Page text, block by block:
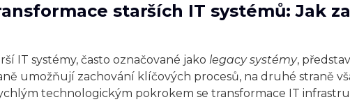
starších IT systémů: Jak
IT systémy, často označované jako legacy systémy,
umožňují zachování klíčových procesů, na druhé straně
technologickým pokrokem se transformace IT